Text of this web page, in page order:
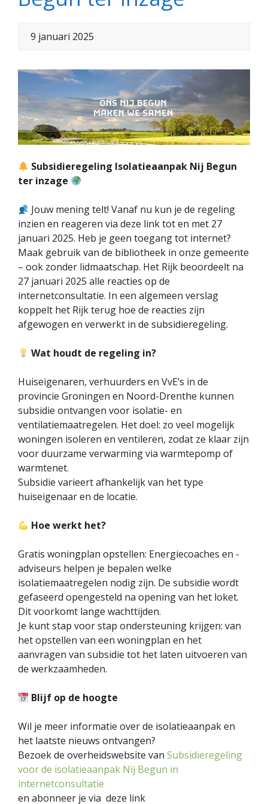
9 januari 2025
Subsidieregeling Isolatieaanpak Nij Begun
ter inzage
Jouw mening telt! Vanaf nu kun je de regeling
inzien en reageren via deze link tot en met 27
januari 2025. Heb je geen toegang tot internet?
Maak gebruik van de bibliotheek in onze gemeente
– ook zonder lidmaatschap. Het Rijk beoordeelt na
27 januari 2025 alle reacties op de
internetconsultatie. In een algemeen verslag
koppelt het Rijk terug hoe de reacties zijn
afgewogen en verwerkt in de subsidieregeling.
Wat houdt de regeling in?
Huiseigenaren, verhuurders en VvE’s in de
provincie Groningen en Noord-Drenthe kunnen
subsidie ontvangen voor isolatie- en
ventilatiemaatregelen. Het doel: zo veel mogelijk
woningen isoleren en ventileren, zodat ze klaar zijn
voor duurzame verwarming via warmtepomp of
warmtenet.
Subsidie varieert afhankelijk van het type
huiseigenaar en de locatie.
Hoe werkt het?
Gratis woningplan opstellen: Energiecoaches en -
adviseurs helpen je bepalen welke
isolatiemaatregelen nodig zijn. De subsidie wordt
gefaseerd opengesteld na opening van het loket.
Dit voorkomt lange wachttijden.
Je kunt stap voor stap ondersteuning krijgen: van
het opstellen van een woningplan en het
aanvragen van subsidie tot het laten uitvoeren van
de werkzaamheden.
Blijf op de hoogte
Wil je meer informatie over de isolatieaanpak en
het laatste nieuws ontvangen?
Bezoek de overheidswebsite van Subsidieregeling
voor de isolatieaanpak Nij Begun in
internetconsultatie
en abonneer je via deze link